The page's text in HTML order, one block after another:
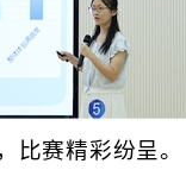
比赛精彩纷呈